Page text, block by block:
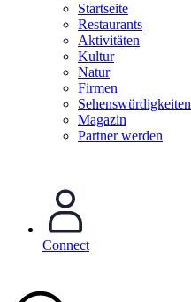
Startseite
Restaurants
Aktivitäten
Kultur
Natur
Firmen
Sehenswürdigkeiten
Magazin
Partner werden
Connect